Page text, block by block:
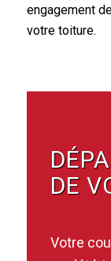
engagement
votre toiture.
DE
Votre